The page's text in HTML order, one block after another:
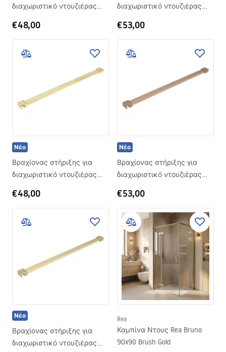
διαχωριστικό ντουζιέρας
€48,00
διαχωριστικό ντουζιέρας
€53,00
Νέο
Βραχίονας στήριξης για
διαχωριστικό ντουζιέρας
€48,00
Νέο
Βραχίονας στήριξης για
διαχωριστικό ντουζιέρας
€53,00
Νέο
Βραχίονας στήριξης για
διαχωριστικό ντουζιέρας
Rea
Καμπίνα Ντους Rea Bruno
90x90 Brush Gold